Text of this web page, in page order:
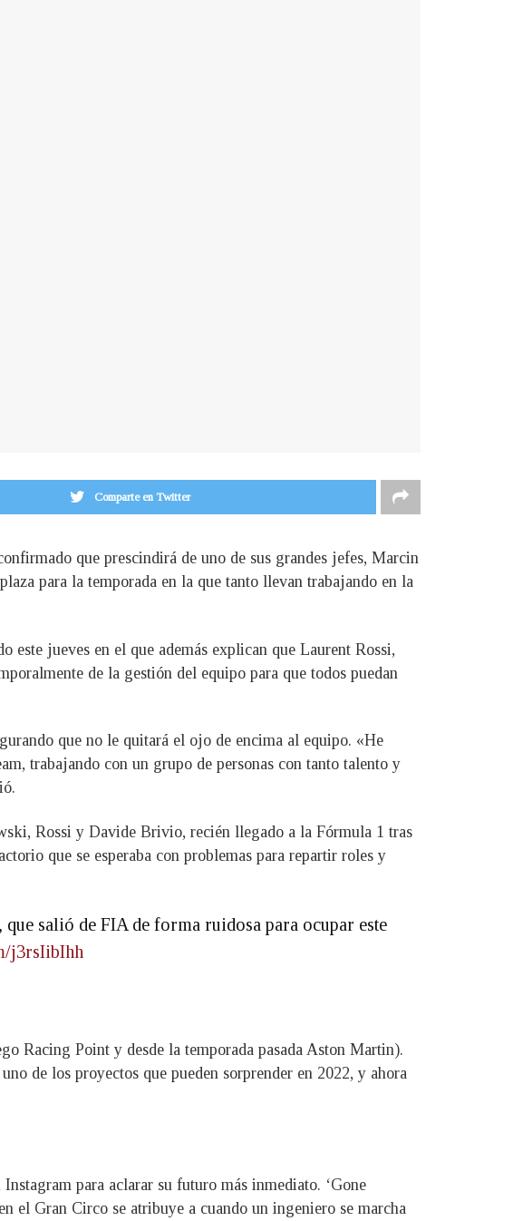
Comparte en Twitter
que prescindirá de uno de sus grandes jefes, Marcin
para la temporada en la que tanto llevan trabajando en la
este jueves en el que además explican que Laurent Rossi,
de la gestión del equipo para que todos puedan
que no le quitará el ojo de encima al equipo. «He
trabajando con un grupo de personas con tanto talento y
Rossi y Davide Brivio, recién llegado a la Fórmula 1 tras
que se esperaba con problemas para repartir roles y
salió de FIA de forma ruidosa para ocupar este
j3rsIibIhh
Racing Point y desde la temporada pasada Aston Martin).
de los proyectos que pueden sorprender en 2022, y ahora
para aclarar su futuro más inmediato. ‘Gone
el Gran Circo se atribuye a cuando un ingeniero se marcha